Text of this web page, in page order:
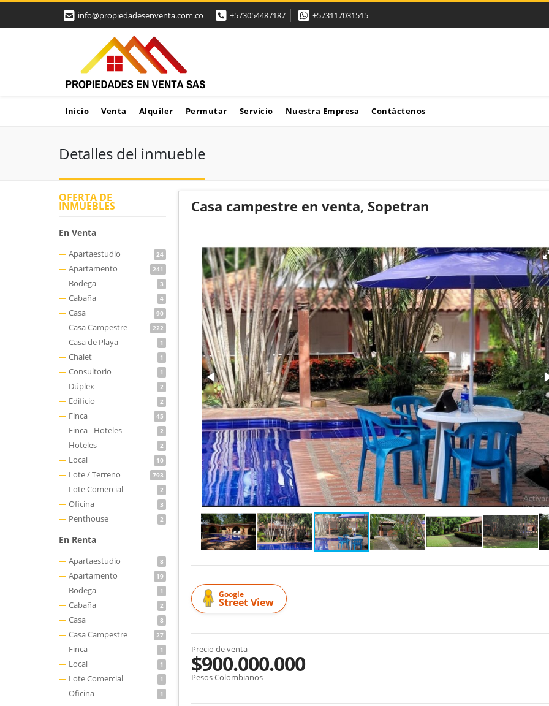
info@propiedadesenventa.com.co +573054487187 +573117031515
Inicio Venta Alquiler Permutar Servicio Nuestra Empresa Contáctenos
Detalles del inmueble
OFERTA DE
INMUEBLES
En Venta
Apartaestudio 24
Apartamento 241
Bodega 3
Cabaña 4
Casa 90
Casa Campestre 222
Casa de Playa 1
Chalet 1
Consultorio 1
Dúplex 2
Edificio 2
Finca 45
Finca - Hoteles 2
Hoteles 2
Local 10
Lote / Terreno 793
Lote Comercial 2
Oficina 3
Penthouse 2
En Renta
Apartaestudio 8
Apartamento 19
Bodega 1
Cabaña 2
Casa 8
Casa Campestre 27
Finca 1
Local 1
Lote Comercial 1
Oficina 1
Casa campestre en venta, Sopetran
Google
Street View
Precio de venta
$900.000.000
Pesos Colombianos